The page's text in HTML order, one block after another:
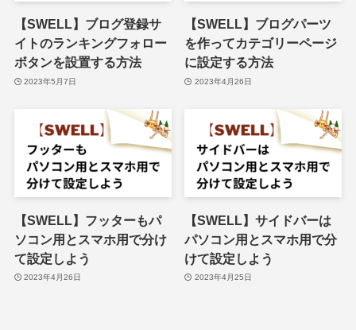
【SWELL】ブログ登録サ
イトのランキングフォロー
ボタンを設置する方法
2023年5月7日
【SWELL】ブログパーツ
を作ってカテゴリーページ
に設定する方法
2023年4月26日
【SWELL】フッターもパ
ソコン用とスマホ用で分け
て設定しよう
2023年4月26日
【SWELL】サイドバーは
パソコン用とスマホ用で分
けて設定しよう
2023年4月25日